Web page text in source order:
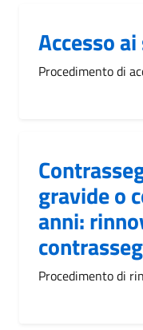
Accesso
Procedimento di
gravide o
anni:
Procedimento di